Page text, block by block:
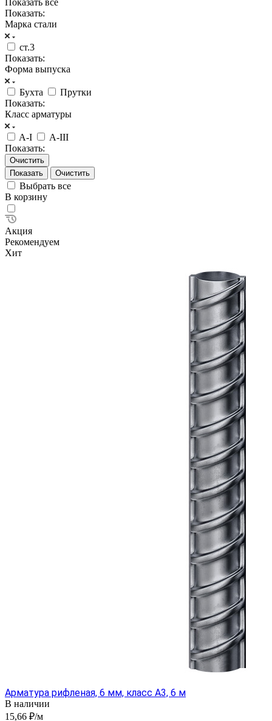
Показать все
Показать:
Марка стали
ст.3
Показать:
Форма выпуска
Бухта
Прутки
Показать:
Класс арматуры
A-I
А-III
Показать:
Очистить
Очистить
Выбрать все
В корзину
Акция
Рекомендуем
Хит
Арматура рифленая, 6 мм, класс А3, 6 м
В наличии
15,66 ₽/м